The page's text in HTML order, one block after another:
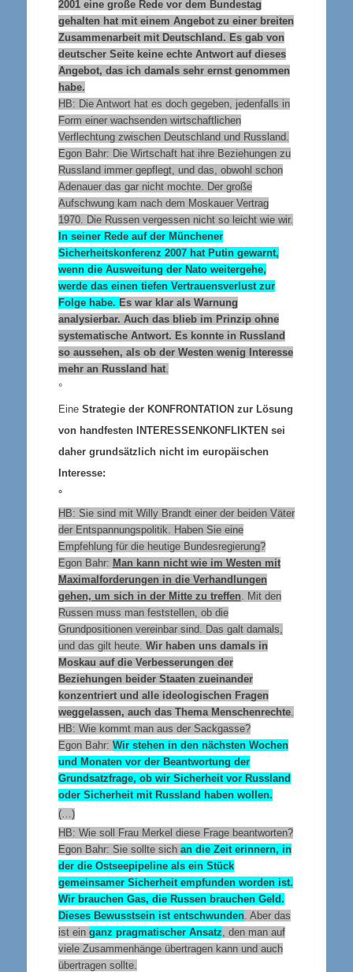
2001 eine große Rede vor dem Bundestag
gehalten hat mit einem Angebot zu einer breiten
Zusammenarbeit mit Deutschland. Es gab von
deutscher Seite keine echte Antwort auf dieses
Angebot, das ich damals sehr ernst genommen
habe.
HB: Die Antwort hat es doch gegeben, jedenfalls in
Form einer wachsenden wirtschaftlichen
Verflechtung zwischen Deutschland und Russland.
Egon Bahr: Die Wirtschaft hat ihre Beziehungen zu
Russland immer gepflegt, und das, obwohl schon
Adenauer das gar nicht mochte. Der große
Aufschwung kam nach dem Moskauer Vertrag
1970. Die Russen vergessen nicht so leicht wie wir.
In seiner Rede auf der Münchener
Sicherheitskonferenz 2007 hat Putin gewarnt,
wenn die Ausweitung der Nato weitergehe,
werde das einen tiefen Vertrauensverlust zur
Folge habe. Es war klar als Warnung
analysierbar. Auch das blieb im Prinzip ohne
systematische Antwort. Es konnte in Russland
so aussehen, als ob der Westen wenig Interesse
mehr an Russland hat.
°
Eine Strategie der KONFRONTATIONzur Lösung
von handfesten INTERESSENKONFLIKTEN sei
daher grundsätzlich nicht im europäischen
Interesse:
°
HB: Sie sind mit Willy Brandt einer der beiden Väter
der Entspannungspolitik. Haben Sie eine
Empfehlung für die heutige Bundesregierung?
Egon Bahr: Man kann nicht wie im Westen mit
Maximalforderungen in die Verhandlungen
gehen, um sich in der Mitte zu treffen . Mit den
Russen muss man feststellen, ob die
Grundpositionen vereinbar sind. Das galt damals,
und das gilt heute. Wir haben uns damals in
Moskau auf die Verbesserungen der
Beziehungen beider Staaten zueinander
konzentriert und alle ideologischen Fragen
weggelassen, auch das Thema Menschenrechte.
HB: Wie kommt man aus der Sackgasse?
Egon Bahr: Wir stehen in den nächsten Wochen
und Monaten vor der Beantwortung der
Grundsatzfrage, ob wir Sicherheit vor Russland
oder Sicherheit mit Russland haben wollen.
(…)
HB: Wie soll Frau Merkel diese Frage beantworten?
Egon Bahr: Sie sollte sich an die Zeit erinnern, in
der die Ostseepipeline als ein Stück
gemeinsamer Sicherheit empfunden worden ist.
Wir brauchen Gas, die Russen brauchen Geld.
Dieses Bewusstsein ist entschwunden. Aber das
ist ein ganz pragmatischer Ansatz , den man auf
viele Zusammenhänge übertragen kann und auch
übertragen sollte.